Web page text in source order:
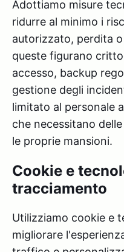
Adottiamo misure
ridurre al minimo i
autorizzato, perdita
queste figurano
accesso, backup
gestione degli
limitato al personale
che necessitano
le proprie mansioni.
Cookie e
tracciamento
Utilizziamo cookie e
migliorare